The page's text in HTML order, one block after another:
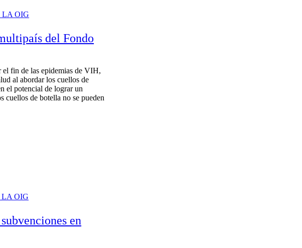
LA OIG
del Fondo
el fin de las epidemias de VIH,
al abordar los cuellos de
el potencial de lograr un
cuellos de botella no se pueden
LA OIG
en